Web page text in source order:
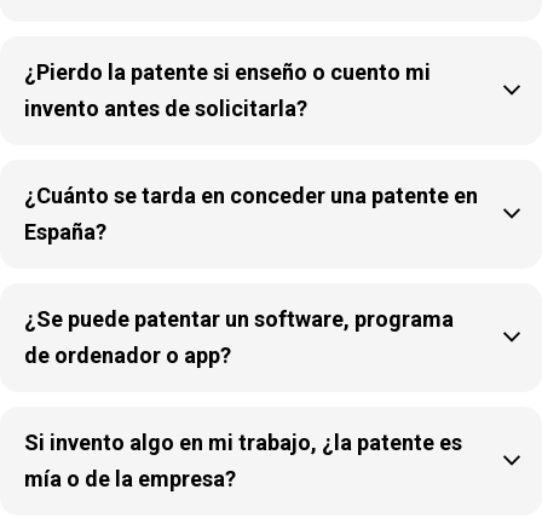
¿Pierdo la patente si enseño o cuento mi
invento antes de solicitarla?

¿Cuánto se tarda en conceder una patente en
España?

¿Se puede patentar un software, programa
de ordenador o app?

Si invento algo en mi trabajo, ¿la patente es
mía o de la empresa?
